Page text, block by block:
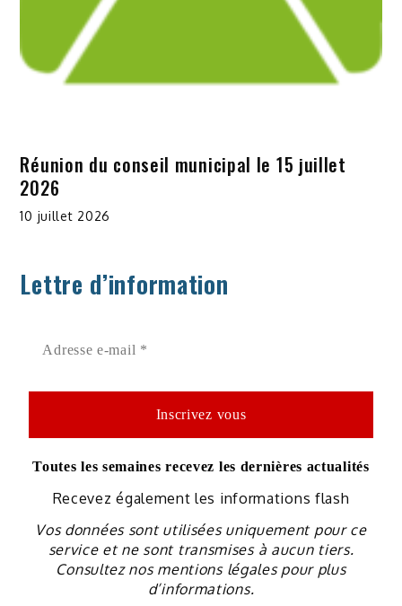
Réunion du conseil municipal le 15 juillet
2026
10 juillet 2026
Lettre d’information
Toutes les semaines recevez les dernières actualités
Recevez également les informations flash
Vos données sont utilisées uniquement pour ce
service et ne sont transmises à aucun tiers.
Consultez nos mentions légales pour plus
d’informations.